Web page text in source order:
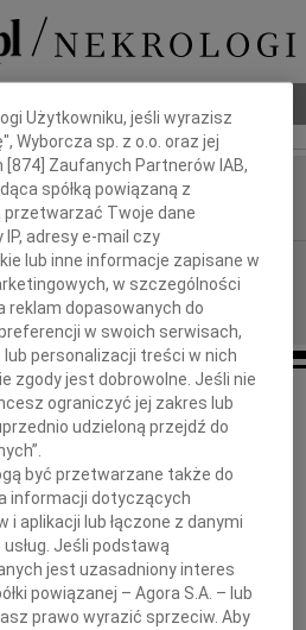
Sabiniewicz
"Warto być przyzwoitym ..."
W. Bartoszewski
W dniu 16 marca 2020 roku zmarł
Jerzy Sabiniewicz
rocznik 1942.
Użytkowniku, jeśli wyrazisz
Wyborcza sp. z o.o. oraz jej
[874 ] Zaufanych Partnerów IAB,
spółką powiązaną z
przetwarzać Twoje dane
adresy e-mail czy
lub inne informacje zapisane w
w szczególności
reklam dopasowanych do
w swoich serwisach,
personalizacji treści w nich
zgody jest dobrowolne. Jeśli nie
ograniczyć jej zakres lub
udzieloną przejdź do
być przetwarzane także do
informacji dotyczących
aplikacji lub łączone z danymi
Jeśli podstawą
jest uzasadniony interes
powiązanej – Agora S.A. – lub
prawo wyrazić sprzeciw. Aby